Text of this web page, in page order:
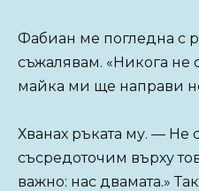
Фабиан ме погледна с
съжалявам. «Никога не
майка ми ще направи
Хванах ръката му. — Не
съсредоточим върху
важно: нас двамата.»